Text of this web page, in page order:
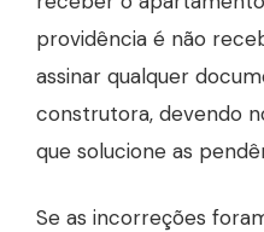
providência é não
assinar qualquer
construtora, devendo
que solucione as
Se as incorreções